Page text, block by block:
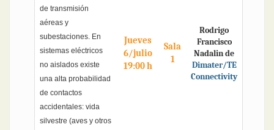
de transmisión
aéreas y
subestaciones. En
sistemas eléctricos
no aislados existe
una alta probabilidad
de contactos
accidentales: vida
silvestre (aves y otros
Jueves
6/julio
19:00 h
Sala
1
Rodrigo
Francisco
Nadalin de
Dimater/TE
Connectivity